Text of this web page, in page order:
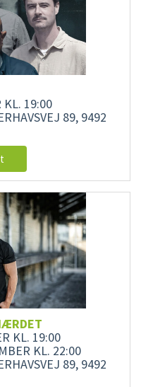
KL. 19:00
89, 9492
KL. 19:00
KL. 22:00
89, 9492